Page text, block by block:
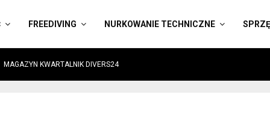
FREEDIVING NURKOWANIE TECHNICZNE
MAGAZYN KWARTALNIK DIVERS24